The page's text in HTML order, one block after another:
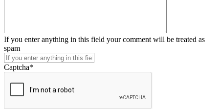
If you enter anything in this field your comment will be treated as
spam
Captcha*